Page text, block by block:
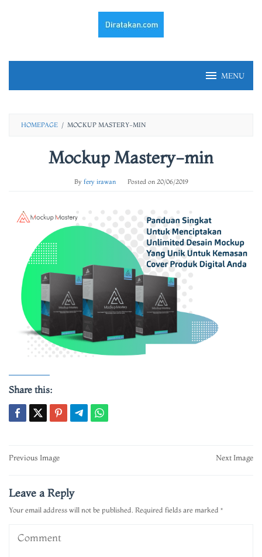
MENU
HOMEPAGE / MOCKUP MASTERY-MIN
Mockup Mastery-min
By fery irawan Posted on 20/06/2019
Share this:
Post
Previous Image Next Image
Leave a Reply
Your email address will not be published. Required fields are marked *